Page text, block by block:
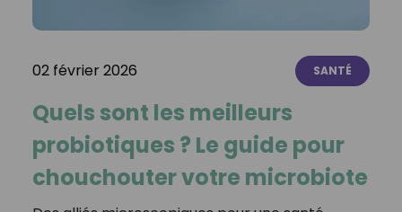
02 février 2026 SANTÉ
Quels sont les meilleurs
probiotiques ? Le guide pour
chouchouter votre microbiote